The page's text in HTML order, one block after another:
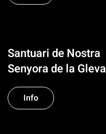
Santuari de Nostra
Senyora de la Gleva
Info